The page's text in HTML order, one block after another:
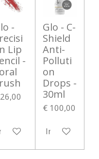
-
Lip
-
winkelwagen
Glo - C-
Shield
Anti-
Polluti
on
Drops -
30ml
€ 100,00
In winkelwagen